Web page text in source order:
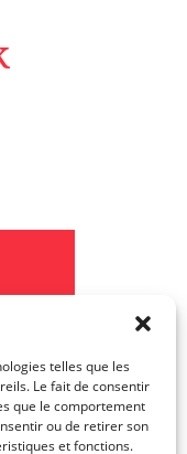
telles que les
Le fait de consentir
que le comportement
ou de retirer son
et fonctions.